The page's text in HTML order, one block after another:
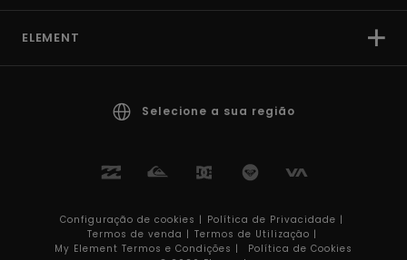
ELEMENT
Selecione a sua região
Configuração de cookies | Política de Privacidade |
Termos de venda | Termos de Utilizaçâo |
My Element Termos e Condições |
Política de Cookies